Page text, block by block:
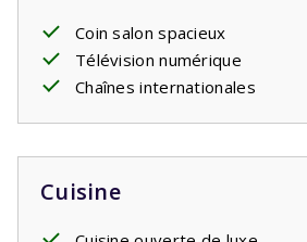
Coin salon spacieux
Télévision numérique
Chaînes internationales
Cuisine